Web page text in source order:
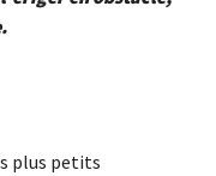
plus petits